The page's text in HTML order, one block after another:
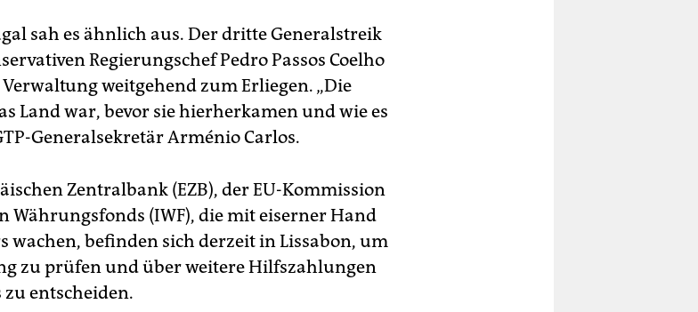
sah es ähnlich aus. Der dritte Generalstreik
Regierungschef Pedro Passos Coelho
weitgehend zum Erliegen. „Die
Land war, bevor sie hierherkamen und wie es
Generalsekretär Arménio Carlos.
Zentralbank (EZB), der EU-Kommission
Währungsfonds (IWF), die mit eiserner Hand
wachen, befinden sich derzeit in Lissabon, um
zu prüfen und über weitere Hilfszahlungen
entscheiden.